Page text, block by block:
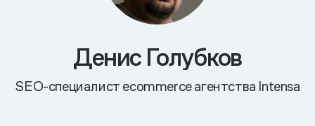
Денис Голубков
SEO-специалист ecommerce агентства Intensa